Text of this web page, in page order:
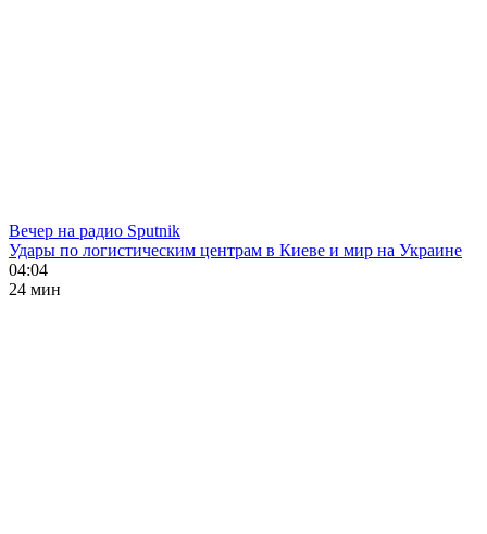
Вечер на радио Sputnik
Удары по логистическим центрам в Киеве и мир на Украине
04:04
24 мин